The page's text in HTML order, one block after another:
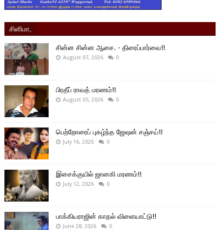
சினிமா,
சின்ன சின்ன ஆசை. - திரைப்பார்வை!!
August 07, 2026 0
பிரதீப் ராவத் மரணம்!!
August 05, 2026 0
பெற்றோரைப் புகழ்ந்த ஜேஷன் சஞ்சய்!!
July 16, 2026 0
இசைக்குயில் ஜானகி மரணம்!!
July 12, 2026 0
பாக்கியராஜின் காதல் விளையாட்டு!!
June 28, 2026 0